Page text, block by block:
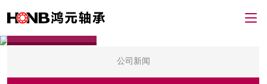
公司新闻